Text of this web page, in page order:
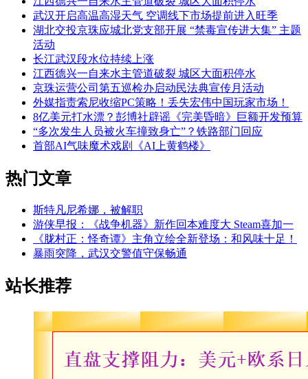
武汉开启高温高湿天气 空调线下市场提前进入旺季
湖北交投京珠应城北党支部开展 “禁毒宣传进大集” 主题
活动
长江武汉段水位持续上涨
江西德兴一自来水主管道破裂 城区大面积停水
京珠运营公司第五巡检办启动民法典宣传月活动
外媒指责索尼收缩PC策略！丢失宏伟中国玩家市场！
8亿美元打水漂？彭博社辟谣《完美昏暗》巨额开发预算
“多次发生人员被火车撞致身亡”？铁路部门回应
首部AI气味魔术戏剧《AI上黄鹤楼》
热门文章
斯特凡尼希娜，被解职
游侠早报：《战争机器》新作回本难度大 Steam喜加一
《胧村正：怪奇谭》主角立绘全新登场：和风味十足！
暴雨突降，武汉交警值守保畅通
站长推荐